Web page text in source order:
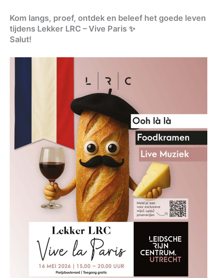
Kom langs, proef, ontdek en beleef het goede leven
tijdens Lekker LRC – Vive Paris ✨
Salut!